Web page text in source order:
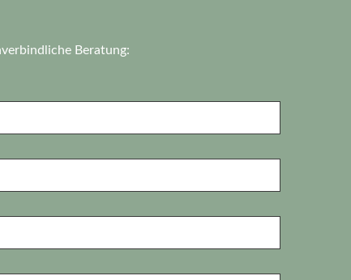
Beratung: